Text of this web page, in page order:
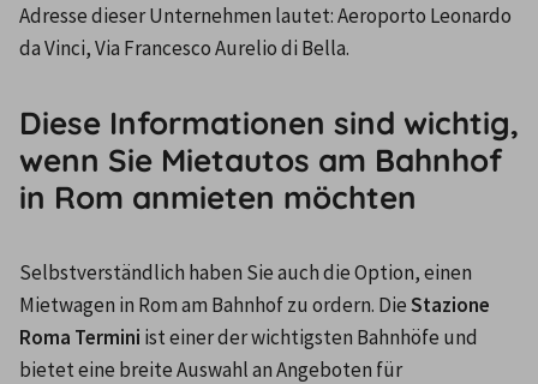
Adresse dieser Unternehmen lautet: Aeroporto Leonardo
da Vinci, Via Francesco Aurelio di Bella.
Diese Informationen sind wichtig,
wenn Sie Mietautos am Bahnhof
in Rom anmieten möchten
Selbstverständlich haben Sie auch die Option, einen
Mietwagen in Rom am Bahnhof zu ordern. Die Stazione
Roma Termini ist einer der wichtigsten Bahnhöfe und
bietet eine breite Auswahl an Angeboten für